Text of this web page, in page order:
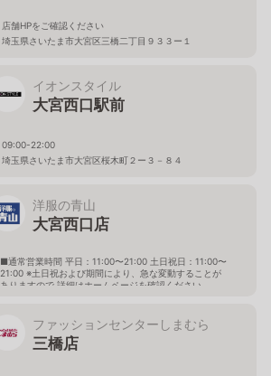
店舗HPをご確認ください
埼玉県さいたま市大宮区三橋二丁目９３３ー１
イオンスタイル
大宮西口駅前
09:00-22:00
埼玉県さいたま市大宮区桜木町２ー３－８４
洋服の青山
大宮西口店
■通常営業時間 平日：11:00〜21:00 土日祝日：11:00〜
21:00 ※土日祝および期間により、急な変動することが
ありますので 詳細はホームページを確認ください
ファッションセンターしまむら
三橋店